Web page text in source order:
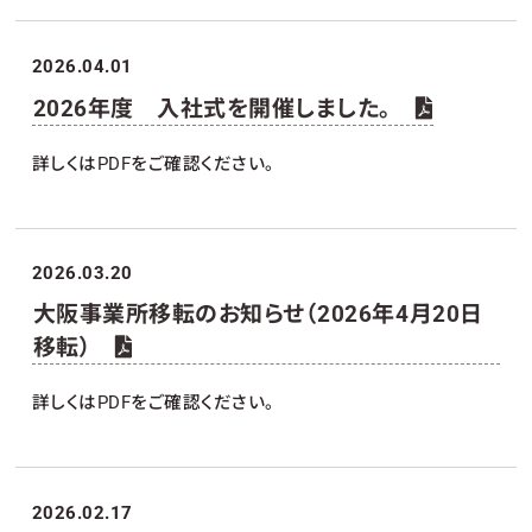
2026.04.01
2026年度 入社式を開催しました。
詳しくはPDFをご確認ください。
2026.03.20
大阪事業所移転のお知らせ（2026年4月20日
移転）
詳しくはPDFをご確認ください。
2026.02.17